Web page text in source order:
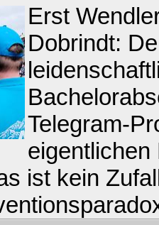
Erst
Dobrindt:
Telegram-
eigentlichen
ist kein